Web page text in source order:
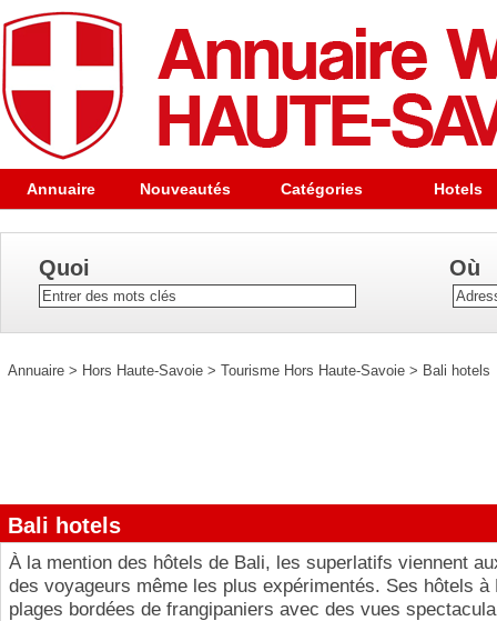
Annuaire Nouveautés Catégories Hotels
Quoi Où
Annuaire > Hors Haute-Savoie > Tourisme Hors Haute-Savoie > Bali hotels
Bali hotels
À la mention des hôtels de Bali, les superlatifs viennent
des voyageurs même les plus expérimentés. Ses hôtels à
plages bordées de frangipaniers avec des vues